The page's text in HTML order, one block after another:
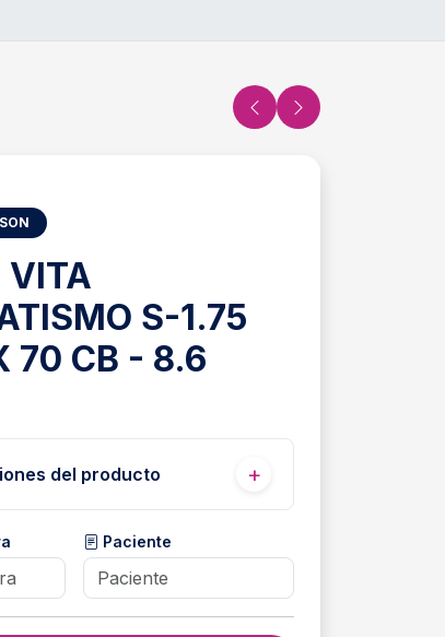
VITA
S-1.75
70 CB - 8.6
del producto
Paciente